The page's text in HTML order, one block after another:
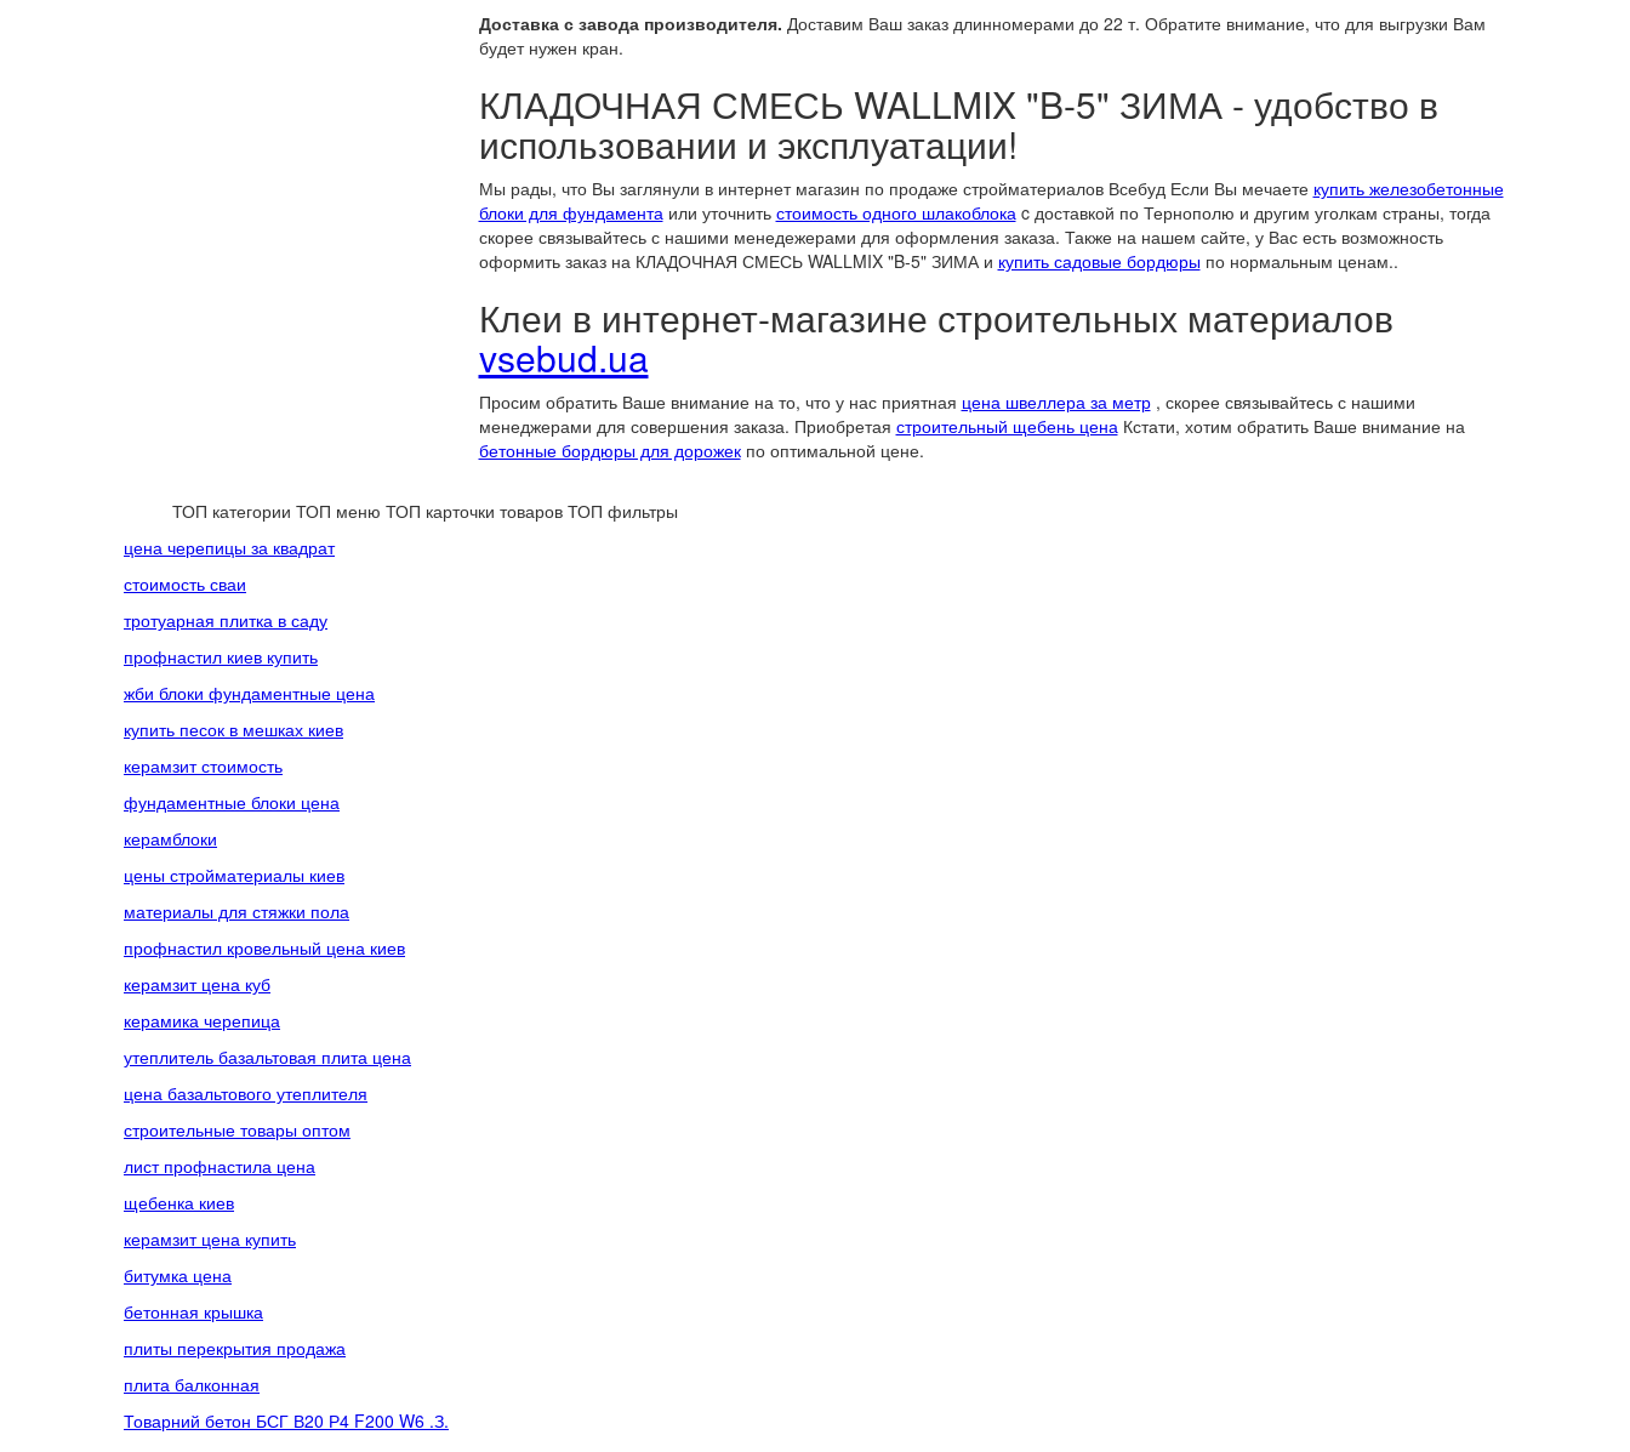
Доставка с завода производителя. Доставим Ваш заказ длинномерами до 22 т. Обратите внимание, что для выгрузки Вам
будет нужен кран.
КЛАДОЧНАЯ СМЕСЬ WALLMIX "B-5" ЗИМА - удобство в
использовании и эксплуатации!
Мы рады, что Вы заглянули в интернет магазин по продаже стройматериалов Всебуд Если Вы мечаете купить железобетонные
блоки для фундаментаили уточнить стоимость одного шлакоблокаc доставкой по Тернополю и другим уголкам страны, тогда
скорее связывайтесь с нашими менедежерами для оформления заказа. Также на нашем сайте, у Вас есть возможность
оформить заказ на КЛАДОЧНАЯ СМЕСЬ WALLMIX "B-5" ЗИМА и купить садовые бордюрыпо нормальным ценам..
Клеи в интернет-магазине строительных материалов
vsebud.ua
Просим обратить Ваше внимание на то, что у нас приятная цена швеллера за метр, скорее связывайтесь с нашими
менеджерами для совершения заказа. Приобретая строительный щебень ценаКстати, хотим обратить Ваше внимание на
бетонные бордюры для дорожекпо оптимальной цене.
ТОП категории ТОП меню ТОП карточки товаров ТОП фильтры
цена черепицы за квадрат
стоимость сваи
тротуарная плитка в саду
профнастил киев купить
жби блоки фундаментные цена
купить песок в мешках киев
керамзит стоимость
фундаментные блоки цена
керамблоки
цены стройматериалы киев
материалы для стяжки пола
профнастил кровельный цена киев
керамзит цена куб
керамика черепица
утеплитель базальтовая плита цена
цена базальтового утеплителя
строительные товары оптом
лист профнастила цена
щебенка киев
керамзит цена купить
битумка цена
бетонная крышка
плиты перекрытия продажа
плита балконная
Товарний бетон БСГ В20 Р4 F200 W6 .З.